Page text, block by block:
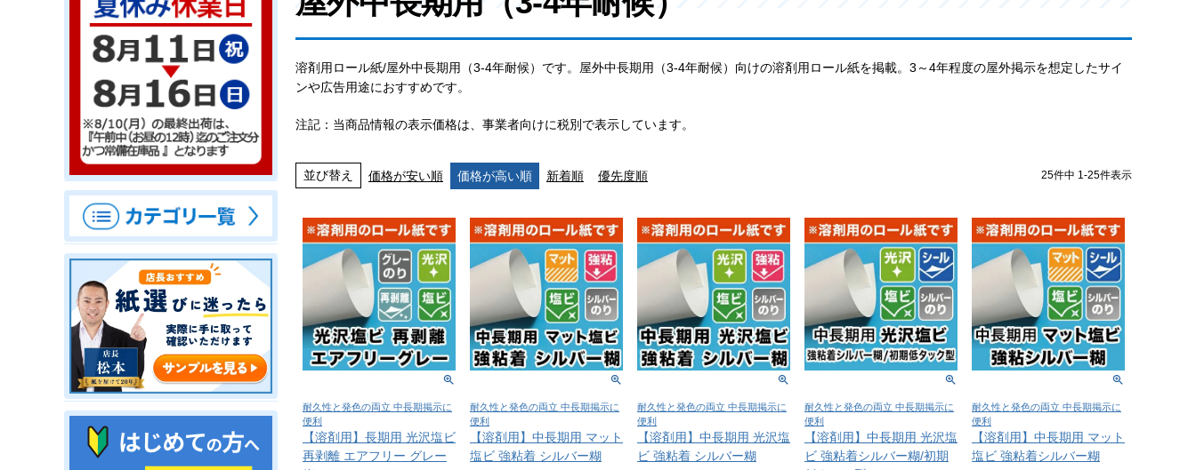
溶剤用ロール紙/屋外中長期用（3-4年耐候）です。屋外中長期用（3-4年耐候）向けの溶剤用ロール紙を掲載。3～4年程度の屋外掲示を想定したサイ
ンや広告用途におすすめです。
注記：当商品情報の表示価格は、事業者向けに税別で表示しています。
並び替え 価格が安い順 価格が高い順 新着順 優先度順 25件中 1-25件表示
耐久性と発色の両立 中長期掲示に
便利
【溶剤用】長期用 光沢塩ビ
再剥離 エアフリー グレー
耐久性と発色の両立 中長期掲示に
便利
【溶剤用】中長期用 マット
塩ビ 強粘着 シルバー糊
耐久性と発色の両立 中長期掲示に
便利
【溶剤用】中長期用 光沢塩
ビ 強粘着 シルバー糊
耐久性と発色の両立 中長期掲示に
便利
【溶剤用】中長期用 光沢塩
ビ 強粘着シルバー糊/初期
耐久性と発色の両立 中長期掲示に
便利
【溶剤用】中長期用 マット
塩ビ 強粘着シルバー糊